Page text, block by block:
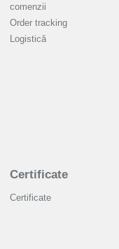
comenzii
Order tracking
Logistică
Certificate
Certificate